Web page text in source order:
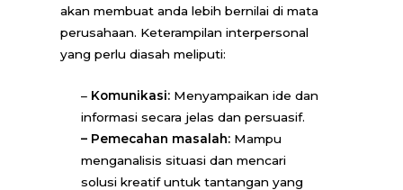
akan membuat anda lebih bernilai di mata
perusahaan. Keterampilan interpersonal
yang perlu diasah meliputi:
– Komunikasi: Menyampaikan ide dan
informasi secara jelas dan persuasif.
– Pemecahan masalah: Mampu
menganalisis situasi dan mencari
solusi kreatif untuk tantangan yang